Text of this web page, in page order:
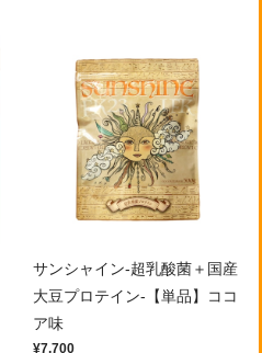
サンシャイン-超乳酸菌＋国産
大豆プロテイン-【単品】ココ
ア味
¥7,700